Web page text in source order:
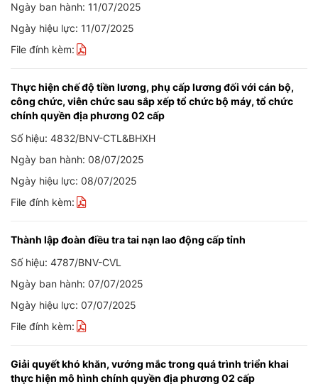
Ngày ban hành: 11/07/2025
Ngày hiệu lực: 11/07/2025
File đính kèm:
Thực hiện chế độ tiền lương, phụ cấp lương đối với cán bộ,
công chức, viên chức sau sắp xếp tổ chức bộ máy, tổ chức
chính quyền địa phương 02 cấp
Số hiệu: 4832/BNV-CTL&BHXH
Ngày ban hành: 08/07/2025
Ngày hiệu lực: 08/07/2025
File đính kèm:
Thành lập đoàn điều tra tai nạn lao động cấp tỉnh
Số hiệu: 4787/BNV-CVL
Ngày ban hành: 07/07/2025
Ngày hiệu lực: 07/07/2025
File đính kèm:
Giải quyết khó khăn, vướng mắc trong quá trình triển khai
thực hiện mô hình chính quyền địa phương 02 cấp